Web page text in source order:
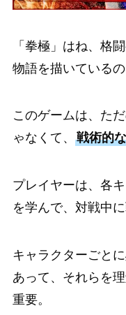
「拳極」はね、格
物語を描いているの
このゲームは、た
ゃなくて、 戦術的
プレイヤーは、各
を学んで、対戦中
キャラクターごとに
あって、それらを
重要。